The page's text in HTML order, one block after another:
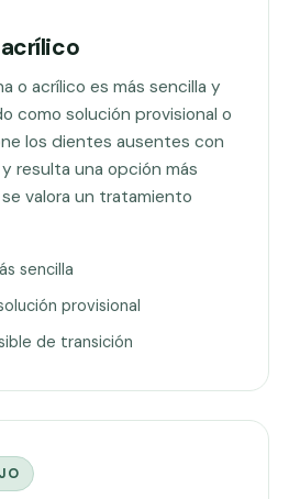
o acrílico es más sencilla y
como solución provisional o
los dientes ausentes con
resulta una opción más
valora un tratamiento
sencilla
provisional
de transición